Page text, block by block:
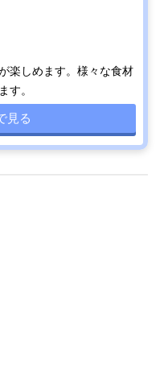
楽しめます。様々な食材
す。
見る